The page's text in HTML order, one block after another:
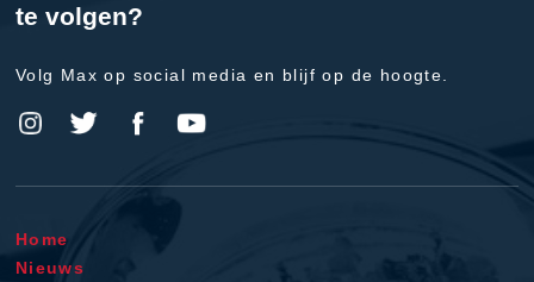
te volgen?
Volg Max op social media en blijf op de hoogte.
Home
Nieuws